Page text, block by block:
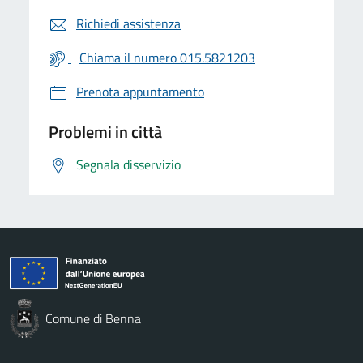
Richiedi assistenza
Chiama il numero 015.5821203
Prenota appuntamento
Problemi in città
Segnala disservizio
Comune di Benna